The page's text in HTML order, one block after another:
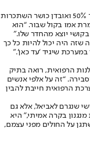
היום, אביאל מוגדר כבעל נכות נפשית בשיעור 50% ואובדן כושר השתכרות
אמו בקול שבור. “הוא
יוצא מהחדר שלו.”
שזה היה יכול להיות כל כך
שיגיד ‘עד כאן’.”
הרפואית, רואה בתיק
“זה על אלפי אנשים
הרפואית חייבת להבין
שנגרם לאביאל, אלא גם
בקרה אמיתי,” היא
על החולים מפני עצמם,